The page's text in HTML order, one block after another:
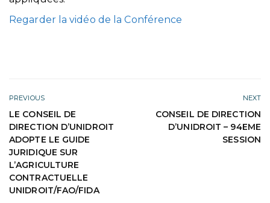
Regarder la vidéo de la Conférence
PREVIOUS
LE CONSEIL DE
DIRECTION D’UNIDROIT
ADOPTE LE GUIDE
JURIDIQUE SUR
L’AGRICULTURE
CONTRACTUELLE
UNIDROIT/FAO/FIDA
NEXT
CONSEIL DE DIRECTION
D’UNIDROIT – 94EME
SESSION